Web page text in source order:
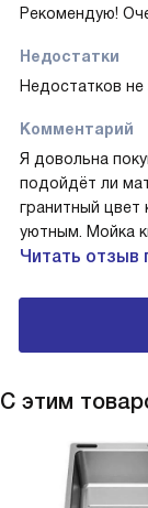
Рекомендую!
Недостатки
Недостатков не
Комментарий
Я довольна
подойдёт ли
гранитный цвет
уютным. Мойка
строго и
интерьера. У
практично: во
суеты
растерялась,
стал
Читать отзыв
С этим